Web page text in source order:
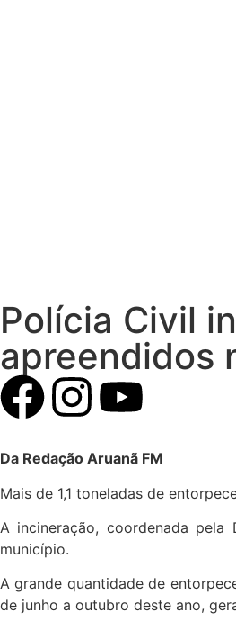
Polícia Civil
apreendidos
Da Redação Aruanã FM
Mais de 1,1 toneladas de
A incineração, coordenada pela
município.
A grande quantidade de
de junho a outubro deste ano,